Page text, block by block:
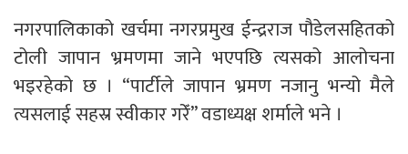
नगरपालिकाको खर्चमा नगरप्रमुख ईन्द्रराज पौडेलसहितको
टोली जापान भ्रमणमा जाने भएपछि त्यसको आलोचना
भइरहेको छ । “पार्टीले जापान भ्रमण नजानु भन्यो मैले
त्यसलाई सहस्र स्वीकार गरेँ” वडाध्यक्ष शर्माले भने ।